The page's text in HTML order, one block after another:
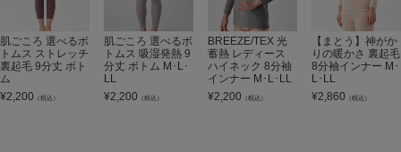
肌ごころ 選べるボ
トムス ストレッチ
裏起毛 9分丈 ボト
ム
¥2,200 （税込）
肌ごころ 選べるボ
トムス 吸湿発熱 9
分丈 ボトム M･L･
LL
¥2,200 （税込）
BREEZE/TEX 光
蓄熱 レディース
ハイネック 8分袖
インナー M･L･LL
¥2,200 （税込）
【まとう】神がか
りの暖かさ 裏起毛
8分袖インナー M･
L･LL
¥2,860 （税込）